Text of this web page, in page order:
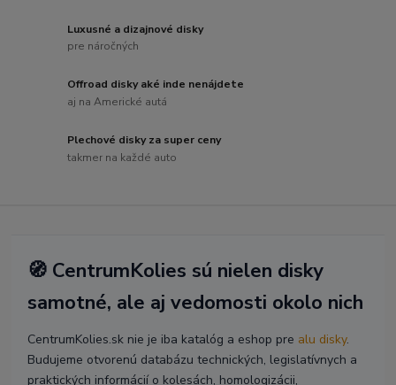
Luxusné a dizajnové disky
pre náročných
Offroad disky aké inde nenájdete
aj na Americké autá
Plechové disky za super ceny
takmer na každé auto
🧭 CentrumKolies sú nielen disky
samotné, ale aj vedomosti okolo nich
CentrumKolies.sk nie je iba katalóg a eshop pre alu disky.
Budujeme otvorenú databázu technických, legislatívnych a
praktických informácií o kolesách, homologizácii,